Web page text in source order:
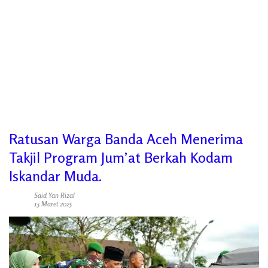
Ratusan Warga Banda Aceh Menerima
Takjil Program Jum’at Berkah Kodam
Iskandar Muda.
Said Yan Rizal
15 Maret 2025